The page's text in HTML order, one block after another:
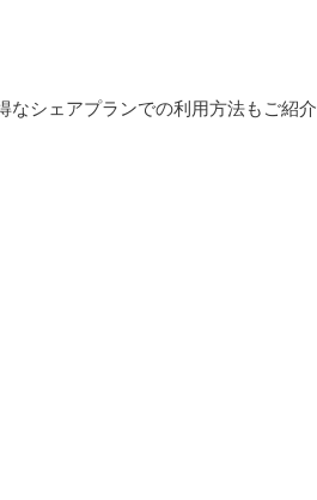
なシェアプランでの利用方法もご紹介